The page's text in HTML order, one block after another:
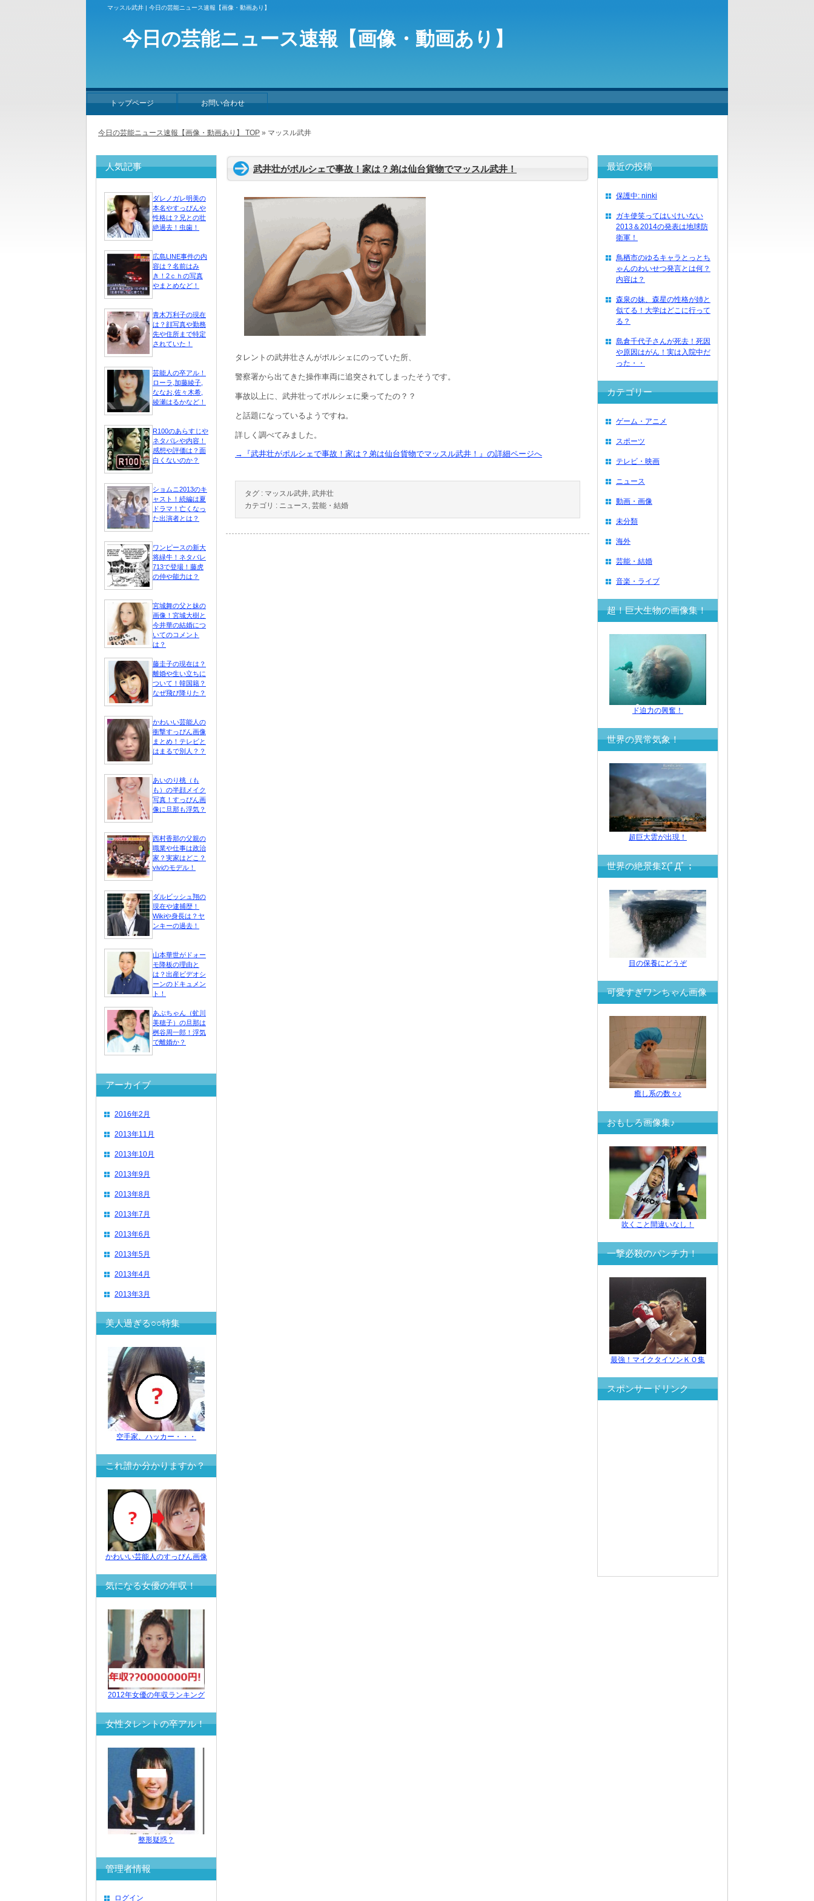
マッスル武井 | 今日の芸能ニュース速報【画像・動画あり】
武井壮がポルシェで事故！家は？弟は仙台貨物でマッスル武井！
タレントの武井壮さんがポルシェにのっていた所、
警察署から出てきた操作車両に追突されてしまったそうです。
事故以上に、武井壮ってポルシェに乗ってたの？？
と話題になっているようですね。
詳しく調べてみました。
→『武井壮がポルシェで事故！家は？弟は仙台貨物でマッスル武井！』の詳細ページへ
タグ : マッスル武井, 武井壮
カテゴリ : ニュース, 芸能・結婚
人気記事
ダレノガレ明美の
本名やすっぴんや
性格は？兄との壮
絶過去！虫歯！
広島LINE事件の内
容は？名前はみ
き！2ｃｈの写真
やまとめなど！
青木万利子の現在
は？顔写真や勤務
先や住所まで特定
されていた！
芸能人の卒アル！
ローラ,加藤綾子,
ななお,佐々木希,
綾瀬はるかなど！
R100のあらすじや
ネタバレや内容！
感想や評価は？面
白くないのか？
ショムニ2013のキ
ャスト！続編は夏
ドラマ！亡くなっ
た出演者とは？
ワンピースの新大
将緑牛！ネタバレ
713で登場！藤虎
の仲や能力は？
宮城舞の父と妹の
画像！宮城大樹と
今井華の結婚につ
いてのコメント
は？
藤圭子の現在は？
離婚や生い立ちに
ついて！韓国籍？
なぜ飛び降りた？
かわいい芸能人の
衝撃すっぴん画像
まとめ！テレビと
はまるで別人？？
あいのり桃（も
も）の半顔メイク
写真！すっぴん画
像に旦那も浮気？
西村香那の父親の
職業や仕事は政治
家？実家はどこ？
viviのモデル！
ダルビッシュ翔の
現在や逮捕歴！
Wikiや身長は？ヤ
ンキーの過去！
山本華世がドォー
モ降板の理由と
は？出産ビデオシ
ーンのドキュメン
ト！
あぶちゃん（虻川
美穂子）の旦那は
桝谷周一郎！浮気
で離婚か？
アーカイブ
2016年2月
2013年11月
2013年10月
2013年9月
2013年8月
2013年7月
2013年6月
2013年5月
2013年4月
2013年3月
美人過ぎる○○特集
空手家、ハッカー・・・
これ誰か分かりますか？
かわいい芸能人のすっぴん画像
気になる女優の年収！
2012年女優の年収ランキング
女性タレントの卒アル！
整形疑惑？
管理者情報
ログイン
最近の投稿
保護中: ninki
ガキ使笑ってはいけいない
2013＆2014の発表は地球防
衛軍！
鳥栖市のゆるキャラとっとち
ゃんのわいせつ発言とは何？
内容は？
森泉の妹、森星の性格が姉と
似てる！大学はどこに行って
る？
島倉千代子さんが死去！死因
や原因はがん！実は入院中だ
った・・
カテゴリー
ゲーム・アニメ
スポーツ
テレビ・映画
ニュース
動画・画像
未分類
海外
芸能・結婚
音楽・ライブ
超！巨大生物の画像集！
ド迫力の興奮！
世界の異常気象！
超巨大雲が出現！
世界の絶景集Σ(ﾟДﾟ；
目の保養にどうぞ
可愛すぎワンちゃん画像
癒し系の数々♪
おもしろ画像集♪
吹くこと間違いなし！
一撃必殺のパンチ力！
最強！マイクタイソンＫＯ集
スポンサードリンク
今日の芸能ニュース速報【画像・動画あり】 TOP » マッスル武井
今日の芸能ニュース速報【画像・動画あり】
トップページ お問い合わせ